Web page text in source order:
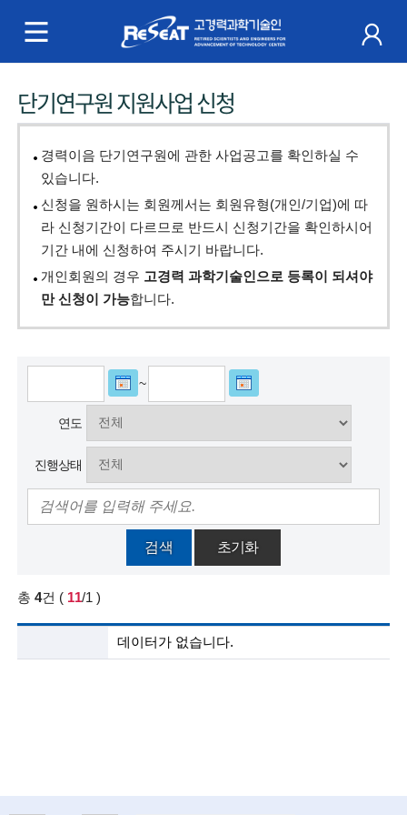
R
e
S
e
a
고
경
력
과
학
기
술
인
(
e
i
r
c
주
메
단기연구원 지원사업 신청
경력이음 단기연구원에 관한 사업공고를 확인하실 수
있습니다.
신청을 원하시는 회원께서는 회원유형(개인/기업)에 따
라 신청기간이 다르므로 반드시 신청기간을 확인하시어
기간 내에 신청하여 주시기 바랍니다.
개인회원의 경우 고경력 과학기술인으로 등록이 되셔야
만 신청이 가능합니다.
~
연도
진행상태
검색 초기화
총 4건 ( 11/1 )
사
데이터가 없습니다.